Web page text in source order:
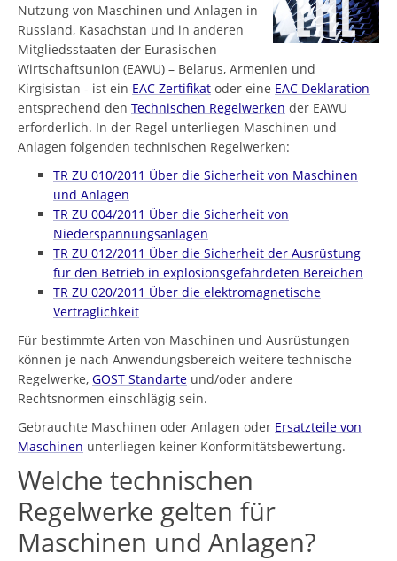
Nutzung von Maschinen und Anlagen in
Russland, Kasachstan und in anderen
Mitgliedsstaaten der Eurasischen
Wirtschaftsunion (EAWU) – Belarus, Armenien und
Kirgisistan - ist ein EAC Zertifikat oder eine EAC Deklaration
entsprechend den Technischen Regelwerken der EAWU
erforderlich. In der Regel unterliegen Maschinen und
Anlagen folgenden technischen Regelwerken:
TR ZU 010/2011 Über die Sicherheit von Maschinen
und Anlagen
TR ZU 004/2011 Über die Sicherheit von
Niederspannungsanlagen
TR ZU 012/2011 Über die Sicherheit der Ausrüstung
für den Betrieb in explosionsgefährdeten Bereichen
TR ZU 020/2011 Über die elektromagnetische
Verträglichkeit
Für bestimmte Arten von Maschinen und Ausrüstungen
können je nach Anwendungsbereich weitere technische
Regelwerke, GOST Standarte und/oder andere
Rechtsnormen einschlägig sein.
Gebrauchte Maschinen oder Anlagen oder Ersatzteile von
Maschinen unterliegen keiner Konformitätsbewertung.
Welche technischen
Regelwerke gelten für
Maschinen und Anlagen?